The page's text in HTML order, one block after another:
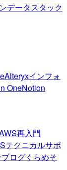
データスタック
Alteryxインフォ
OneNotion
再入門
テクニカルサポ
ログくらめそ